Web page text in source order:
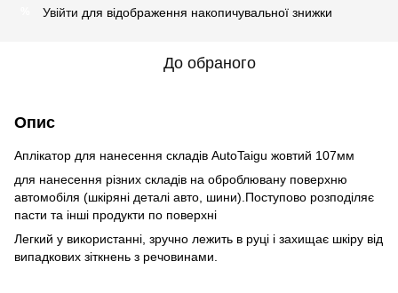
Увійти для відображення накопичувальної знижки
До обраного
Опис
Аплікатор для нанесення складів AutoTaigu жовтий 107мм
для нанесення різних складів на оброблювану поверхню
автомобіля (шкіряні деталі авто, шини).Поступово розподіляє
пасти та інші продукти по поверхні
Легкий у використанні, зручно лежить в руці і захищає шкіру від
випадкових зіткнень з речовинами.